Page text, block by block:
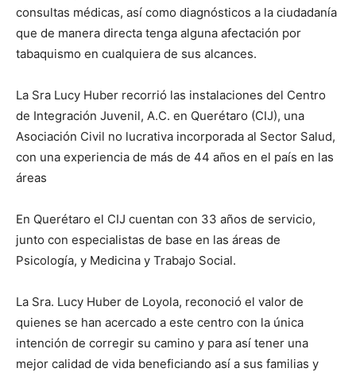
consultas médicas, así como diagnósticos a la ciudadanía
que de manera directa tenga alguna afectación por
tabaquismo en cualquiera de sus alcances.
La Sra Lucy Huber recorrió las instalaciones del Centro
de Integración Juvenil, A.C. en Querétaro (CIJ), una
Asociación Civil no lucrativa incorporada al Sector Salud,
con una experiencia de más de 44 años en el país en las
áreas
En Querétaro el CIJ cuentan con 33 años de servicio,
junto con especialistas de base en las áreas de
Psicología, y Medicina y Trabajo Social.
La Sra. Lucy Huber de Loyola, reconoció el valor de
quienes se han acercado a este centro con la única
intención de corregir su camino y para así tener una
mejor calidad de vida beneficiando así a sus familias y